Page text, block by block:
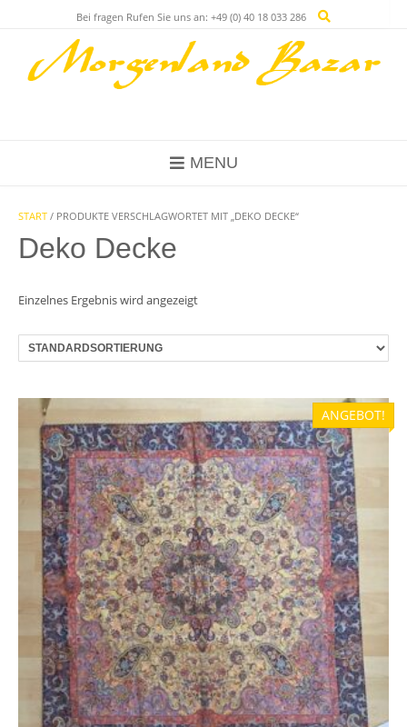
Bei fragen Rufen Sie uns an: +49 (0) 40 18 033 286
MENU
START / PRODUKTE VERSCHLAGWORTET MIT „DEKO DECKE“
Deko Decke
Einzelnes Ergebnis wird angezeigt
ANGEBOT!